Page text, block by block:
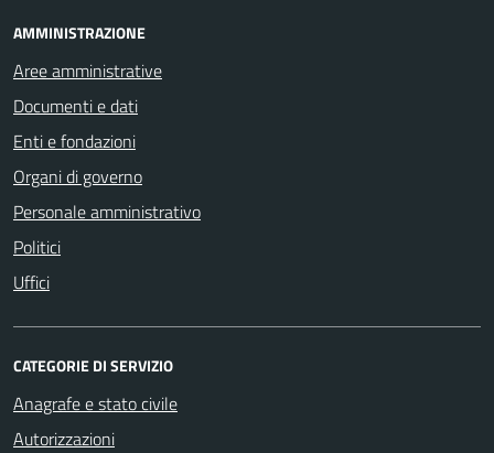
AMMINISTRAZIONE
Aree amministrative
Documenti e dati
Enti e fondazioni
Organi di governo
Personale amministrativo
Politici
Uffici
CATEGORIE DI SERVIZIO
Anagrafe e stato civile
Autorizzazioni